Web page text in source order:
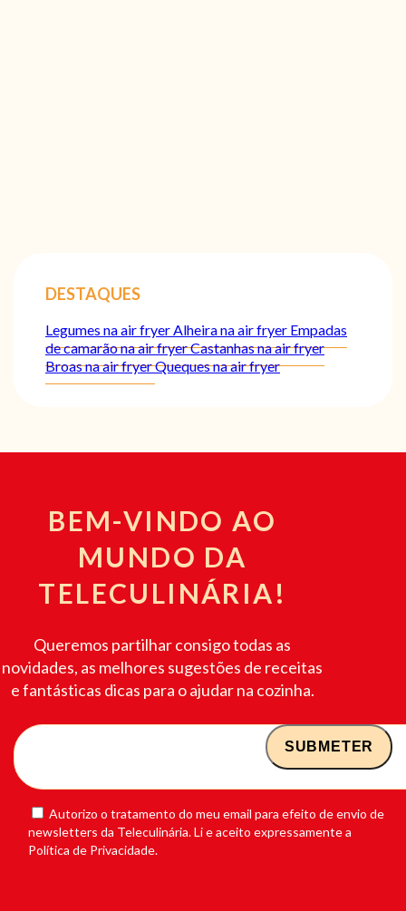
DESTAQUES
Legumes na air fryerAlheira na air fryer Empadas
de camarão na air fryerCastanhas na air fryer
Broas na air fryerQueques na air fryer
BEM-VINDO AO
MUNDO DA
TELECULINÁRIA!
Queremos partilhar consigo todas as
novidades, as melhores sugestões de receitas
e fantásticas dicas para o ajudar na cozinha.
Autorizo o tratamento do meu email para efeito de envio de
newsletters da Teleculinária. Li e aceito expressamente a
Política de Privacidade.